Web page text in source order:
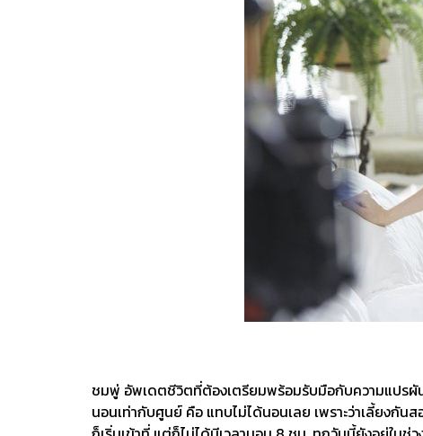
ชมพู่ อัพเดตชีวิตที่ต้องเตรียมพร้อมรับมือกับความแปรผั
นอนเท่ากับศูนย์ คือ แทบไม่ได้นอนเลย เพราะว่าเลี้ยงกั